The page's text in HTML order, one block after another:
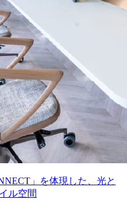
」を体現した、光と
ル空間